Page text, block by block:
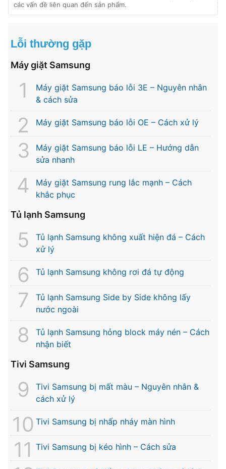
các vấn đề liên quan đến sản phẩm.
Lỗi thường gặp
Máy giặt Samsung
Máy giặt Samsung báo lỗi 3E – Nguyên nhân
& cách sửa
Máy giặt Samsung báo lỗi OE – Cách xử lý
Máy giặt Samsung báo lỗi LE – Hướng dẫn
sửa nhanh
Máy giặt Samsung rung lắc mạnh – Cách
khắc phục
Tủ lạnh Samsung
Tủ lạnh Samsung không xuất hiện đá – Cách
xử lý
Tủ lạnh Samsung không rơi đá tự động
Tủ lạnh Samsung Side by Side không lấy
nước ngoài
Tủ lạnh Samsung hỏng block máy nén – Cách
nhận biết
Tivi Samsung
Tivi Samsung bị mất màu – Nguyên nhân &
cách xử lý
Tivi Samsung bị nhấp nháy màn hình
Tivi Samsung bị kéo hình – Cách sửa